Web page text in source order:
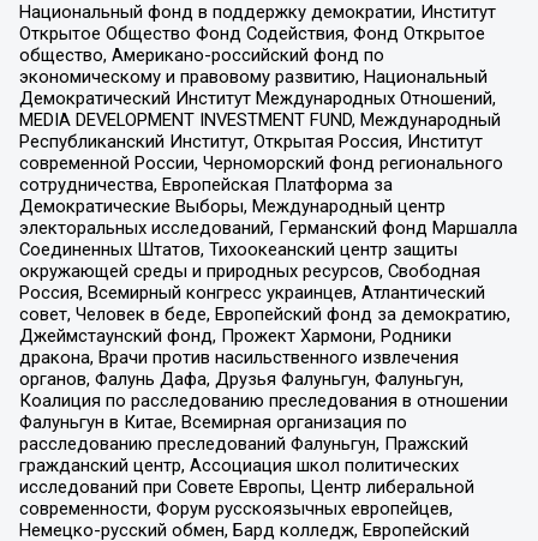
Национальный фонд в поддержку демократии, Институт
Открытое Общество Фонд Содействия, Фонд Открытое
общество, Американо-российский фонд по
экономическому и правовому развитию, Национальный
Демократический Институт Международных Отношений,
MEDIA DEVELOPMENT INVESTMENT FUND, Международный
Республиканский Институт, Открытая Россия, Институт
современной России, Черноморский фонд регионального
сотрудничества, Европейская Платформа за
Демократические Выборы, Международный центр
электоральных исследований, Германский фонд Маршалла
Соединенных Штатов, Тихоокеанский центр защиты
окружающей среды и природных ресурсов, Свободная
Россия, Всемирный конгресс украинцев, Атлантический
совет, Человек в беде, Европейский фонд за демократию,
Джеймстаунский фонд, Прожект Хармони, Родники
дракона, Врачи против насильственного извлечения
органов, Фалунь Дафа, Друзья Фалуньгун, Фалуньгун,
Коалиция по расследованию преследования в отношении
Фалуньгун в Китае, Всемирная организация по
расследованию преследований Фалуньгун, Пражский
гражданский центр, Ассоциация школ политических
исследований при Совете Европы, Центр либеральной
современности, Форум русскоязычных европейцев,
Немецко-русский обмен, Бард колледж, Европейский